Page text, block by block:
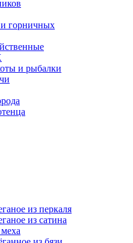
горничных
и рыбалки
из перкаля
из сатина